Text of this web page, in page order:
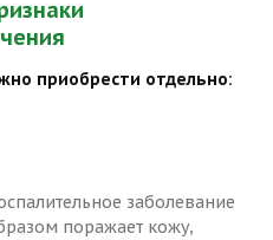
приобрести отдельно:
заболевание
поражает кожу,